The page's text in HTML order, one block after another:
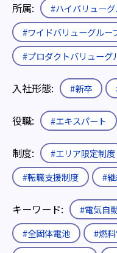
所属:
#ハイバリュー
#ワイドバリューグルー
#プロダクトバリューグ
入社形態: #新卒
役職: #エキスパート
制度: #エリア限定制度
#転職支援制度
#
キーワード: #電気自
#全固体電池
#燃